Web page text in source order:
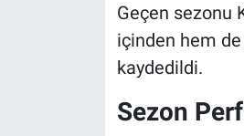
Geçen sezonu
içinden hem de
kaydedildi.
Sezon